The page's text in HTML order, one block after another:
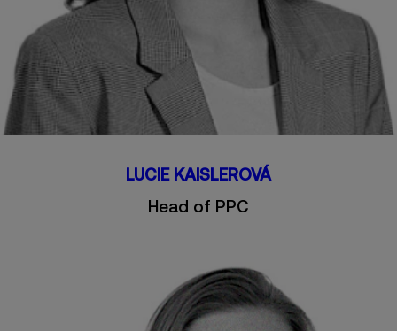
LUCIE KAISLEROVÁ
Head of PPC